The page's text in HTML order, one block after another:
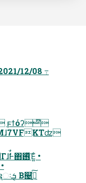
ػೳҰཡɾը໘࢓༷ॻɾDBఆٛॻΛ࡞੒͢Δجຊઃܭ ͔Β୤٫͍ͨ͠